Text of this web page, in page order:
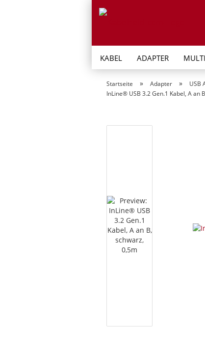
KABEL ADAPTER
Startseite » Adapter » USB
InLine® USB 3.2 Gen.1 Kabel, A an